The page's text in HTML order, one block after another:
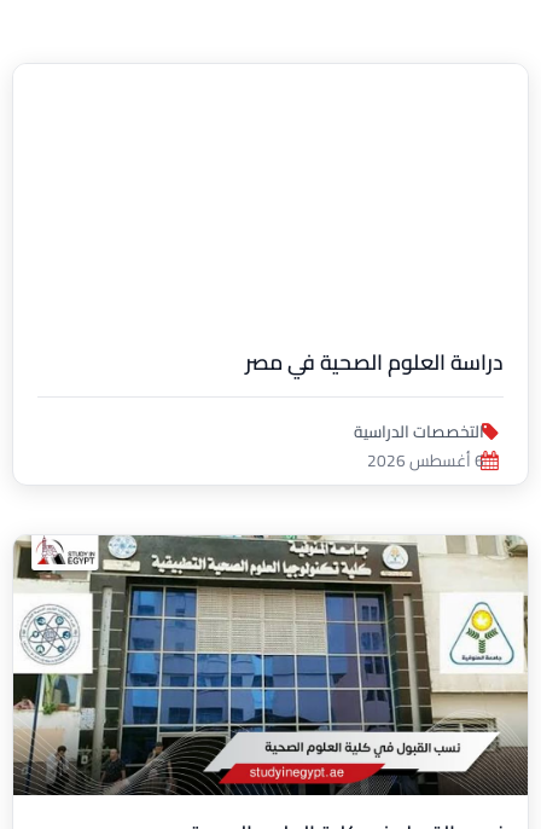
دراسة العلوم الصحية في مصر
التخصصات الدراسية
6 أغسطس 2026